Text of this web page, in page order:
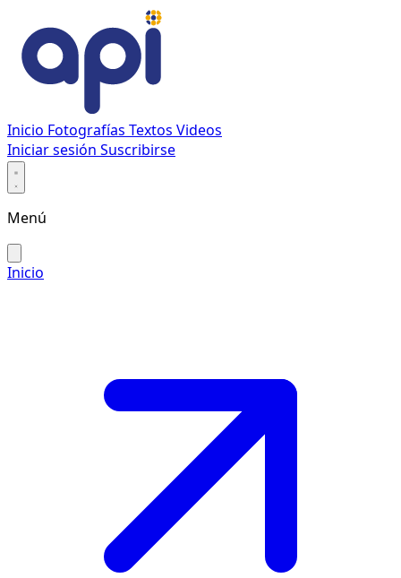
Inicio Fotografías Textos Videos
Iniciar sesión Suscribirse
Menú
Inicio